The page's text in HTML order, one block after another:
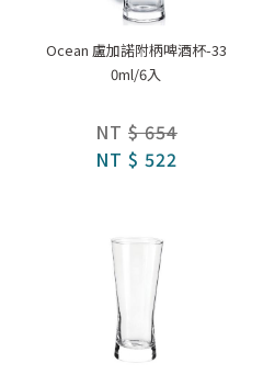
Ocean 盧加諾附柄啤酒杯-33
0ml/6入
NT $ 654
NT $ 522